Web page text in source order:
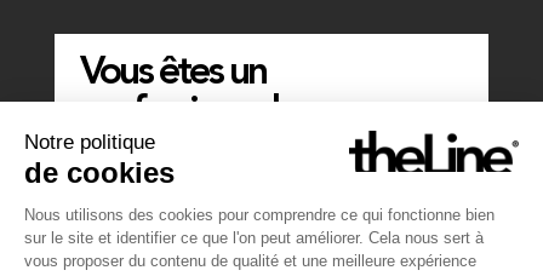
Vous êtes un
professionnel
ÉCRIVEZ-NOUS
Notre politique
de cookies
Nous utilisons des cookies pour comprendre ce qui fonctionne bien
sur le site et identifier ce que l'on peut améliorer. Cela nous sert à
vous proposer du contenu de qualité et une meilleure expérience